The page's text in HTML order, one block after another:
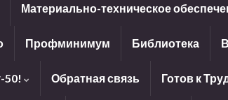
Материально-техническое
Профминимум Библиотека
50! Обратная связь Готов к